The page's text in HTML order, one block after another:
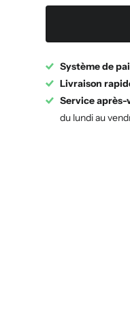
Système de
Livraison
Service après-
du lundi au